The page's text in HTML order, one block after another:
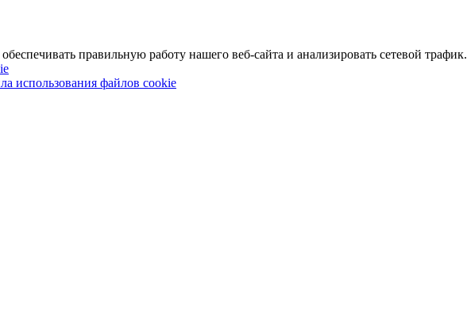
правильную работу нашего веб-сайта и анализировать сетевой трафик.
использования файлов cookie